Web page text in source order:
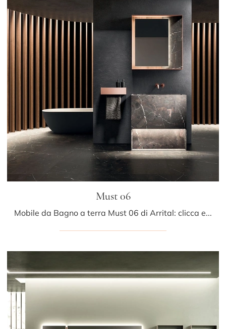
Must 06
Mobile da Bagno a terra Must 06 di Arrital: clicca e ottieni informazioni su mobili bagno a terra in marmo e accessori del brand.